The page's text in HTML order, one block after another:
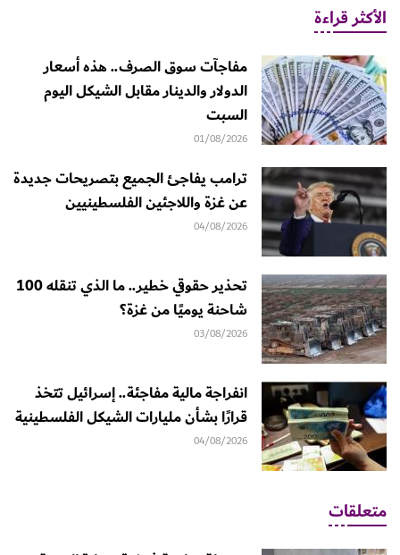
الأكثر قراءة
مفاجآت سوق الصرف.. هذه أسعار
الدولار والدينار مقابل الشيكل اليوم
السبت
01/08/2026
ترامب يفاجئ الجميع بتصريحات جديدة
عن غزة واللاجئين الفلسطينيين
04/08/2026
تحذير حقوقي خطير.. ما الذي تنقله 100
شاحنة يوميًا من غزة؟
03/08/2026
انفراجة مالية مفاجئة.. إسرائيل تتخذ
قرارًا بشأن مليارات الشيكل الفلسطينية
04/08/2026
متعلقات